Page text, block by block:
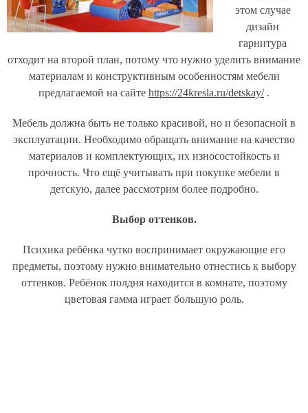
этом случае
дизайн
гарнитура
отходит на второй план, потому что нужно уделить внимание
материалам и конструктивным особенностям мебели
предлагаемой на сайте https://24kresla.ru/detskay/.
Мебель должна быть не только красивой, но и безопасной в
эксплуатации. Необходимо обращать внимание на качество
материалов и комплектующих, их износостойкость и
прочность. Что ещё учитывать при покупке мебели в
детскую, далее рассмотрим более подробно.
Выбор оттенков.
Психика ребёнка чутко воспринимает окружающие его
предметы, поэтому нужно внимательно отнестись к выбору
оттенков. Ребёнок полдня находится в комнате, поэтому
цветовая гамма играет большую роль.